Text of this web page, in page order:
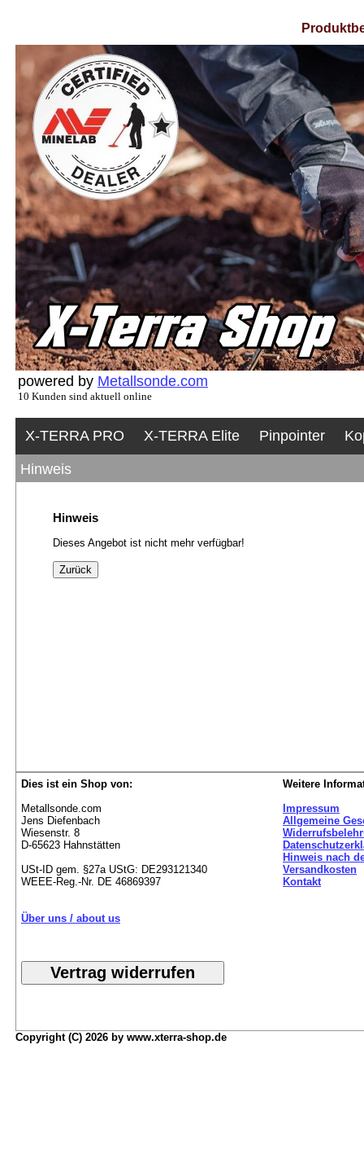
powered by Metallsonde.com
10 Kunden sind aktuell online
X-TERRA PRO X-TERRA Elite Pinpointer
Hinweis
Hinweis
Dieses Angebot ist nicht mehr verfügbar!
Dies ist ein Shop von:
Metallsonde.com
Jens Diefenbach
Wiesenstr. 8
D-65623 Hahnstätten
USt-ID gem. §27a UStG: DE293121340
WEEE-Reg.-Nr. DE 46869397
Über uns / about us
Weitere
Impressum
Allgemeine
Hinweis nach
Versandkosten
Kontakt
Copyright (C) 2026 by www.xterra-shop.de